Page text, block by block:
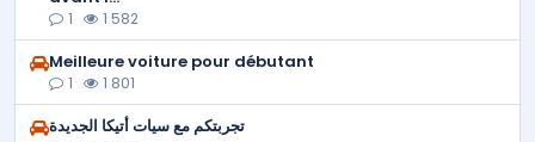
1 1 582
Meilleure voiture pour débutant
1 1 801
تجربتكم مع سيات أتيكا الجديدة